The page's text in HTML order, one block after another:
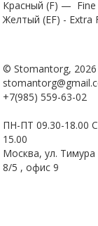
Красный (F) — Fine
Желтый (EF) - Extra
© Stomantorg, 2026
+7(985) 559-63-02
ПН-ПТ 09.30-18.00
15.00
Москва, ул. Тимура
8/5 , офис 9